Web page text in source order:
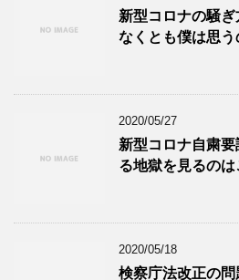
新型コロナの騒
なくとも僕は思う
2020/05/27
新型コロナ自粛
る地獄を見るのは
2020/05/18
検察庁法改正の